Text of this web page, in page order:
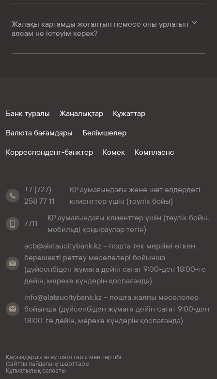
Жалақы картамды жоғалтып немесе оны ұрлатып
алсам не істеуім керек?
Банк туралы Жаңалықтар
Құжаттар
Валюта бағамдары
Бөлімшелер
Корреспондент-банктер
Көмек Комплаенс
+7 (727)
258 77 11
ҚР аумағындағы және шет елдердегі
клиенттер үшін (тәулік бойы)
7711
ҚР аумағындағы клиенттер үшін (тәулік бойы,
мобильді қоңыраулар тегін)
acb@alataucitybank.kz – пошта тек мерзімі өткен
берешекті реттеу мәселелері бойынша
(дүйсенбіден жұмаға дейін сағат 9:00-ден 18:00-ге
дейін, мереке күндерін қоспағанда)
info@alataucitybank.kz – пошта жалпы мәселелер
бойынша (дүйсенбіден жұмаға дейін сағат 9:00-ден
18:00-ге дейін, мереке күндерін қоспағанда)
Қарыздарды өтеу шарттары мен тәртібі
Сайтты пайдалану шарттары
Құпиялылық саясаты